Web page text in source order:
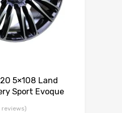
5×108 Land
Sport Evoque
reviews)